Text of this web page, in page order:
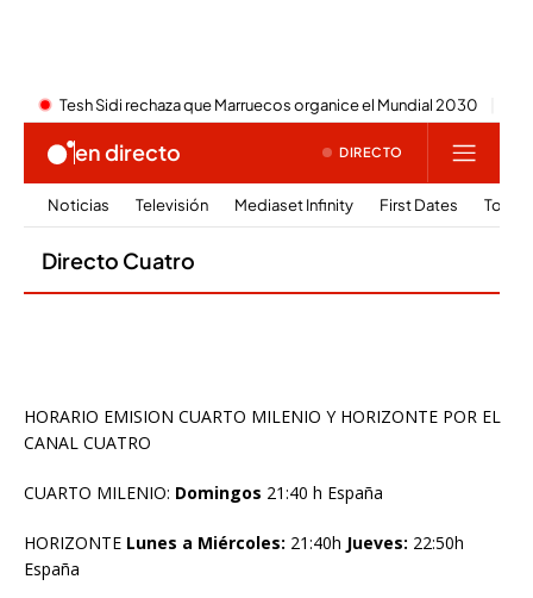
HORARIO EMISION CUARTO MILENIO Y HORIZONTE POR EL
CANAL CUATRO
CUARTO MILENIO: Domingos 21:40 h España
HORIZONTE Lunes a Miércoles: 21:40h Jueves: 22:50h
España